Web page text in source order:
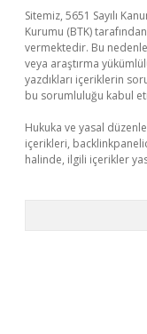
Sitemiz, 5651 Sayılı
Kurumu (BTK)
vermektedir. Bu
veya araştırma
yazdıkları içeriklerin
bu sorumluluğu kabul
Hukuka ve yasal
içerikleri,
halinde, ilgili içerikler